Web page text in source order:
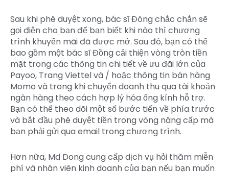
Sau khi phê duyệt xong, bác sĩ Đông chắc chắn sẽ
gọi điện cho bạn để bạn biết khi nào thì chương
trình khuyến mãi đã được mở. Sau đó, bạn có thể
bao gồm một bác sĩ Đồng cải thiện vòng tròn tiền
mặt trong các thông tin chi tiết về ưu đãi lớn của
Payoo, Trang Viettel và / hoặc thông tin bán hàng
Momo và trong khi chuyển doanh thu qua tài khoản
ngân hàng theo cách hợp lý hóa ống kính hỗ trợ.
Bạn có thể theo dõi một số bước tiến về phía trước
và bắt đầu phê duyệt tiền trong vòng nâng cấp mà
bạn phải gửi qua email trong chương trình.
Hơn nữa, Md Dong cung cấp dịch vụ hỏi thăm miễn
phí và nhân viên kinh doanh của bạn nếu bạn muốn